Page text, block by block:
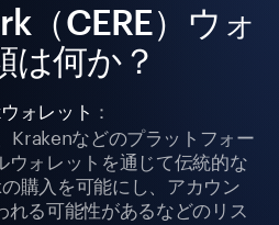
（CERE）ウォ
は何か？
ォレット ：
Krakenなどのプラットフォー
ウォレットを通じて伝統的な
購入を可能にし、アカウン
れる可能性があるなどのリス